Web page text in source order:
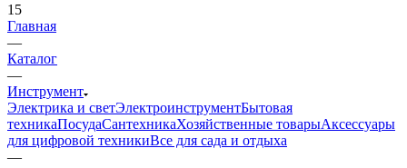
15
Главная
—
Каталог
—
Инструмент
Электрика и светЭлектроинструментБытовая
техникаПосудаСантехникаХозяйственные товарыАксессуары
для цифровой техникиВсе для сада и отдыха
—